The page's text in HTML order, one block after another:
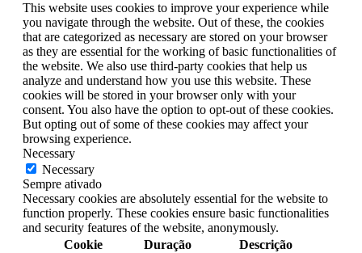
This website uses cookies to improve your experience while
you navigate through the website. Out of these, the cookies
that are categorized as necessary are stored on your browser
as they are essential for the working of basic functionalities of
the website. We also use third-party cookies that help us
analyze and understand how you use this website. These
cookies will be stored in your browser only with your
consent. You also have the option to opt-out of these cookies.
But opting out of some of these cookies may affect your
browsing experience.
Necessary
Necessary
Sempre ativado
Necessary cookies are absolutely essential for the website to
function properly. These cookies ensure basic functionalities
and security features of the website, anonymously.
Cookie
Duração Descrição